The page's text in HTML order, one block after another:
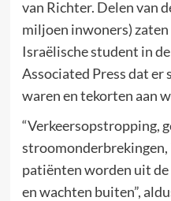
van Richter. Delen van
miljoen inwoners)
Israëlische student in
Associated Press dat
waren en tekorten aan
“Verkeersopstropping,
stroomonderbrekingen,
patiënten worden uit de
en wachten buiten”,